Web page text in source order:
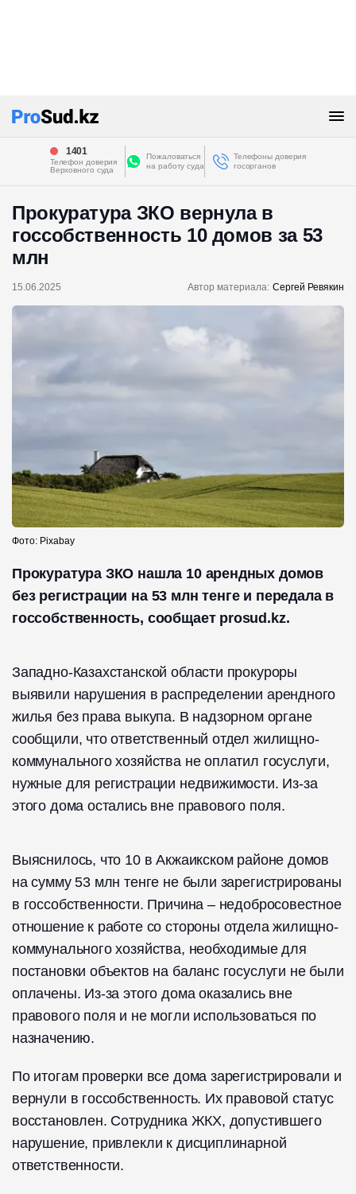
1401
Телефон доверия
Верховного суда
Пожаловаться
на работу суда
Телефоны доверия
госорганов
Прокуратура ЗКО вернула в
госсобственность 10 домов за 53
млн
15.06.2025 Автор материала: Сергей Ревякин
Фото: Pixabay
Прокуратура ЗКО нашла 10 арендных домов
без регистрации на 53 млн тенге и передала в
госсобственность, сообщает prosud.kz.
Западно-Казахстанской области прокуроры
выявили нарушения в распределении арендного
жилья без права выкупа. В надзорном органе
сообщили, что ответственный отдел жилищно-
коммунального хозяйства не оплатил госуслуги,
нужные для регистрации недвижимости. Из-за
этого дома остались вне правового поля.
Выяснилось, что 10 в Акжаикском районе домов
на сумму 53 млн тенге не были зарегистрированы
в госсобственности. Причина – недобросовестное
отношение к работе со стороны отдела жилищно-
коммунального хозяйства, необходимые для
постановки объектов на баланс госуслуги не были
оплачены. Из-за этого дома оказались вне
правового поля и не могли использоваться по
назначению.
По итогам проверки все дома зарегистрировали и
вернули в госсобственность. Их правовой статус
восстановлен. Сотрудника ЖКХ, допустившего
нарушение, привлекли к дисциплинарной
ответственности.